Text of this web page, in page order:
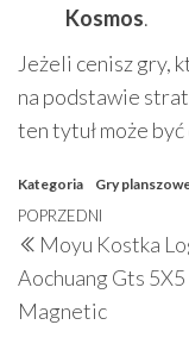
Kosmos.
Jeżeli cenisz gry,
na podstawie
ten tytuł może
Kategoria Gry
Nawigacja
wpisu
Poprzedni
wpis
POPRZEDNI
Moyu Kostka
Aochuang Gts 5X5
Magnetic